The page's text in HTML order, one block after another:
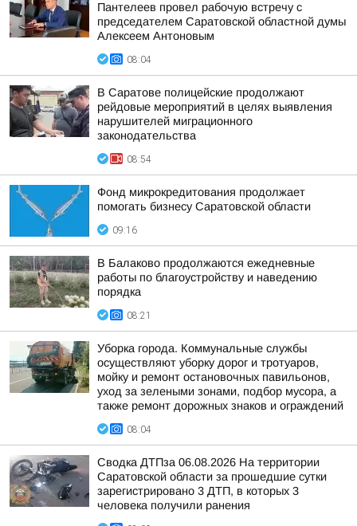
Пантелеев провел рабочую встречу с
председателем Саратовской областной думы
Алексеем Антоновым
08:04
В Саратове полицейские продолжают
рейдовые мероприятий в целях выявления
нарушителей миграционного
законодательства
08:54
Фонд микрокредитования продолжает
помогать бизнесу Саратовской области
09:16
В Балаково продолжаются ежедневные
работы по благоустройству и наведению
порядка
08:21
Уборка города. Коммунальные службы
осуществляют уборку дорог и тротуаров,
мойку и ремонт остановочных павильонов,
уход за зелеными зонами, подбор мусора, а
также ремонт дорожных знаков и ограждений
08:04
Сводка ДТПза 06.08.2026 На территории
Саратовской области за прошедшие сутки
зарегистрировано 3 ДТП, в которых 3
человека получили ранения